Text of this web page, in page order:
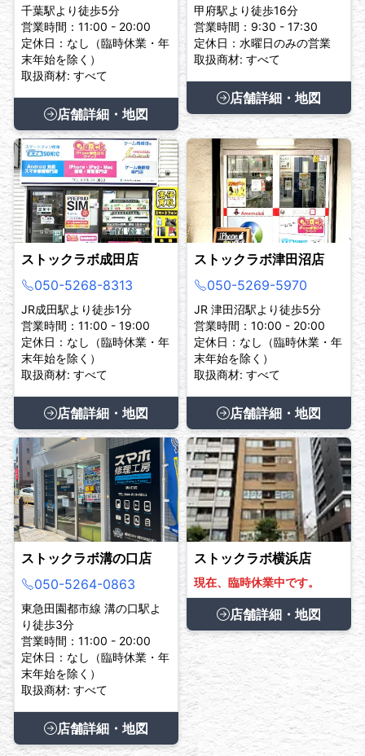
千葉駅より徒歩5分
営業時間：11:00 - 20:00
定休日：なし（臨時休業・年
末年始を除く）
取扱商材: すべて
店舗詳細・地図
甲府駅より徒歩16分
営業時間：9:30 - 17:30
定休日：水曜日のみの営業
取扱商材: すべて
店舗詳細・地図
ストックラボ成田店
050-5268-8313
JR成田駅より徒歩1分
営業時間：11:00 - 19:00
定休日：なし（臨時休業・年
末年始を除く）
取扱商材: すべて
店舗詳細・地図
ストックラボ津田沼店
050-5269-5970
JR 津田沼駅より徒歩5分
営業時間：10:00 - 20:00
定休日：なし（臨時休業・年
末年始を除く）
取扱商材: すべて
店舗詳細・地図
ストックラボ溝の口店
050-5264-0863
東急田園都市線 溝の口駅よ
り徒歩3分
営業時間：11:00 - 20:00
定休日：なし（臨時休業・年
末年始を除く）
取扱商材: すべて
店舗詳細・地図
ストックラボ横浜店
現在、臨時休業中です。
店舗詳細・地図